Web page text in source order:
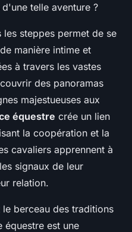
telle aventure ?
les steppes permet de se
manière intime et
à travers les vastes
des panoramas
majestueuses aux
équestre crée un lien
la coopération et la
cavaliers apprennent à
signaux de leur
relation.
le berceau des traditions
équestre est une